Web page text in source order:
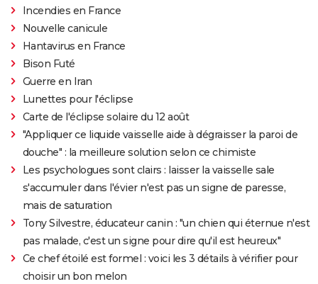
Incendies en France
Nouvelle canicule
Hantavirus en France
Bison Futé
Guerre en Iran
Lunettes pour l'éclipse
Carte de l'éclipse solaire du 12 août
"Appliquer ce liquide vaisselle aide à dégraisser la paroi de
douche" : la meilleure solution selon ce chimiste
Les psychologues sont clairs : laisser la vaisselle sale
s'accumuler dans l'évier n'est pas un signe de paresse,
mais de saturation
Tony Silvestre, éducateur canin : "un chien qui éternue n'est
pas malade, c'est un signe pour dire qu'il est heureux"
Ce chef étoilé est formel : voici les 3 détails à vérifier pour
choisir un bon melon